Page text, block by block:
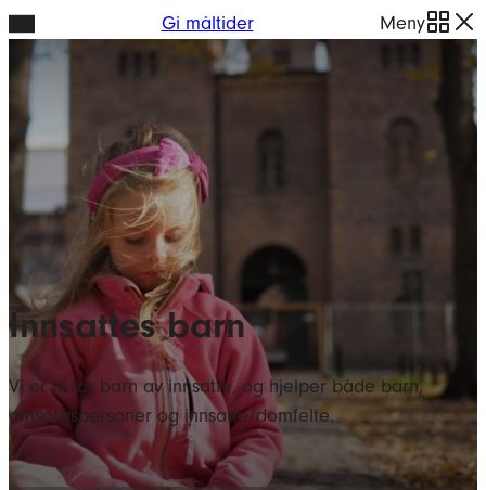
Hopp
innhold
Gi måltider Meny
Innsattes barn
Vi er til for barn av innsatte, og hjelper både barn,
omsorgspersoner og innsatte/domfelte.